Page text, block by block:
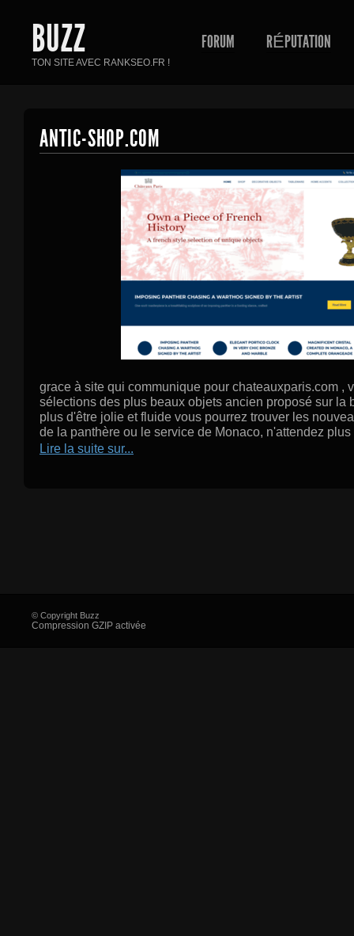
BUZZ
TON SITE AVEC RANKSEO.FR !
FORUM RÉPUTATION
ANTIC-SHOP.COM
grace à site qui communique pour chateauxparis.com ,
sélections des plus beaux objets ancien proposé sur la
plus d'être jolie et fluide vous pourrez trouver les
de la panthère ou le service de Monaco, n'attendez
Lire la suite sur...
© Copyright Buzz
Compression GZIP activée